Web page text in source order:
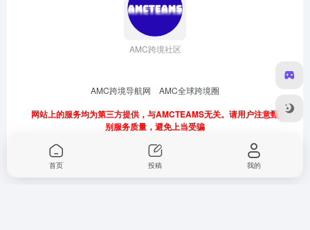
AMC跨境社区
AMC跨境导航网 AMC全球跨境圈
网站上的服务均为第三方提供，与AMCTEAMS无关。请用户注意甄
别服务质量，避免上当受骗
首页 投稿 我的